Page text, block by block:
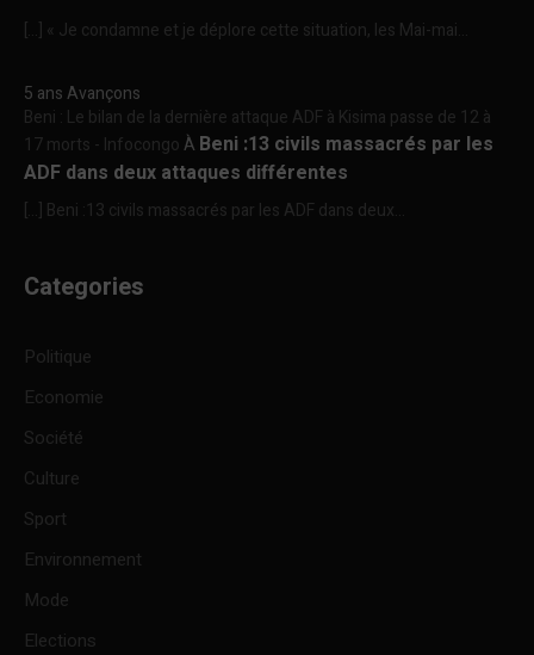
[…] « Je condamne et je déplore cette situation, les Mai-mai...
5 ans Avançons
Beni : Le bilan de la dernière attaque ADF à Kisima passe de 12 à
17 morts - InfocongoÀ Beni :13 civils massacrés par les
ADF dans deux attaques différentes
[…] Beni :13 civils massacrés par les ADF dans deux...
Categories
Politique
Economie
Société
Culture
Sport
Environnement
Mode
Elections